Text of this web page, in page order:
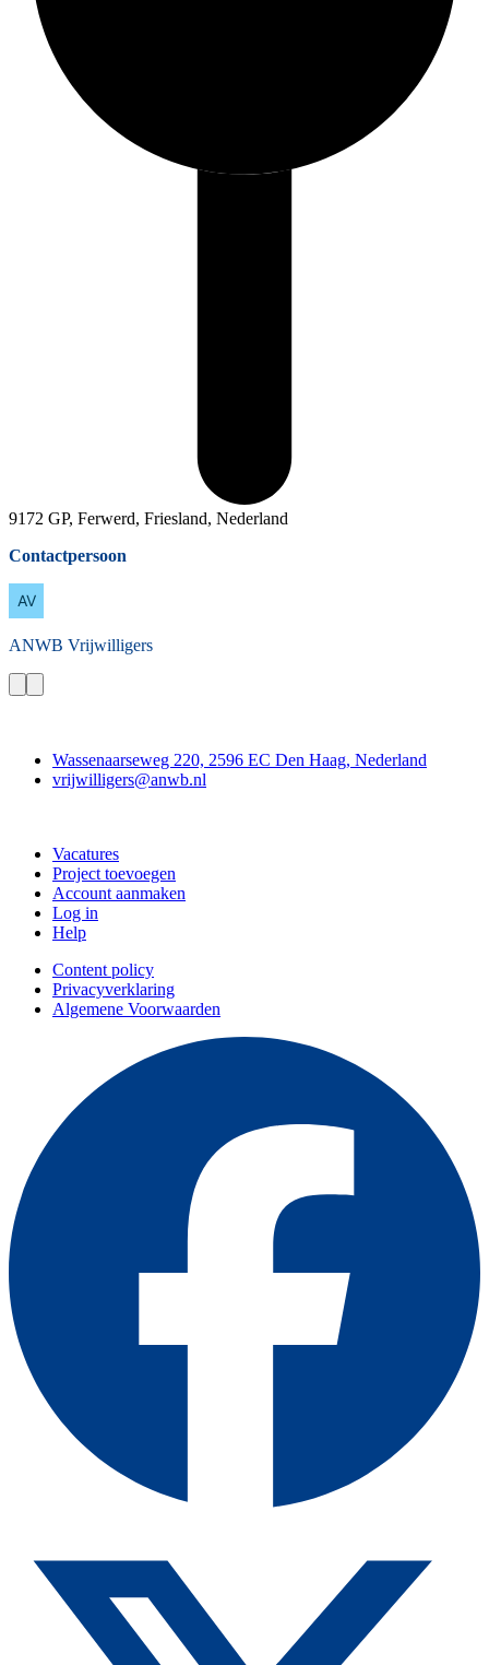
9172 GP, Ferwerd, Friesland, Nederland
Contactpersoon
ANWB Vrijwilligers
Wassenaarseweg 220, 2596 EC Den Haag, Nederland
vrijwilligers@anwb.nl
Vacatures
Project toevoegen
Account aanmaken
Log in
Help
Content policy
Privacyverklaring
Algemene Voorwaarden